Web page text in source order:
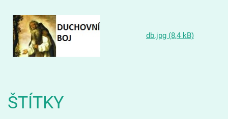
db.jpg (8,4 kB)
ŠTÍTKY